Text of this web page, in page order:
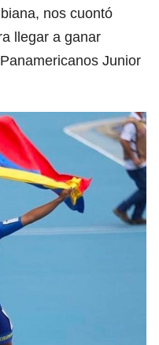
nos cuontó
llegar a ganar
Junior